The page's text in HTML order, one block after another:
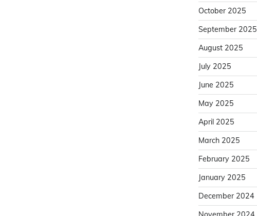
October 2025
September 2025
August 2025
July 2025
June 2025
May 2025
April 2025
March 2025
February 2025
January 2025
December 2024